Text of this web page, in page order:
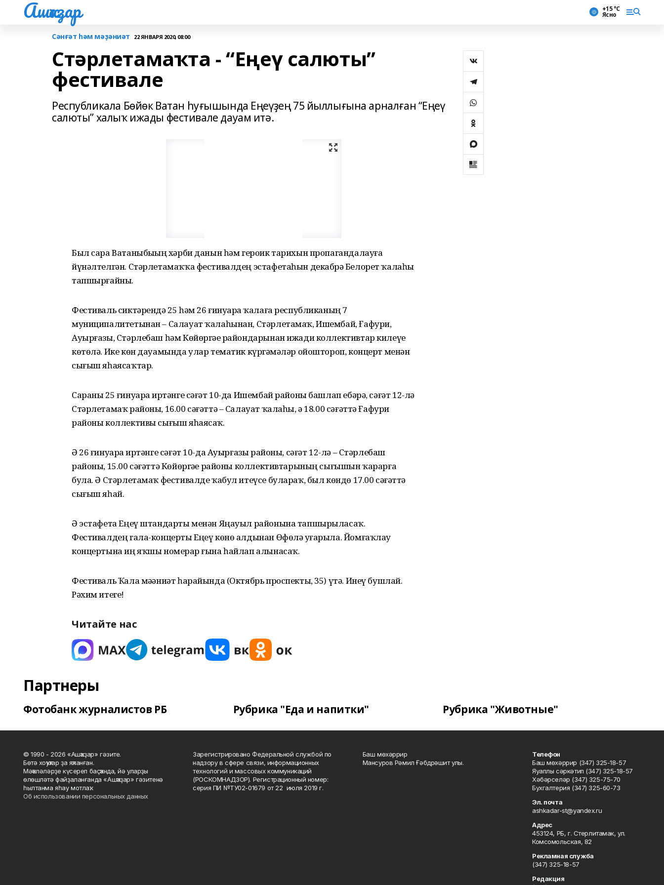
Ашҡаҙар +15 °С
Ясно
Сәнғәт һәм мәҙәниәт 22 ЯНВАРЯ 2020, 08:00
Стәрлетамаҡта - “Еңеү салюты”
фестивале
Республикала Бөйөк Ватан һуғышында Еңеүҙең 75 йыллығына арналған “Еңеү
салюты” халыҡ ижады фестивале дауам итә.
Был сара Ватаныбыҙҙың хәрби данын һәм героик тарихын пропагандалауға
йүнәлтелгән. Стәрлетамаҡҡа фестивалдең эстафетаһын декабрҙә Белорет ҡалаһы
тапшырғайны.
Фестиваль сиктәрендә 25 һәм 26 ғинуарҙа ҡалаға республиканың 7
муниципалитетынан – Салауат ҡалаһынан, Стәрлетамаҡ, Ишембай, Ғафури,
Ауырғазы, Стәрлебаш һәм Көйөргәҙе райондарынан ижади коллективтар килеүе
көтөлә. Ике көн дауамында улар тематик күргәҙмәләр ойоштороп, концерт менән
сығыш яһаясаҡтар.
Сараны 25 ғинуарҙа иртәнге сәғәт 10-да Ишембай районы башлап ебәрә, сәғәт 12-лә
Стәрлетамаҡ районы, 16.00 сәғәттә – Салауат ҡалаһы, ә 18.00 сәғәттә Ғафури
районы коллективы сығыш яһаясаҡ.
Ә 26 ғинуарҙа иртәнге сәғәт 10-да Ауырғазы районы, сәғәт 12-лә – Стәрлебаш
районы, 15.00 сәғәттә Көйөргәҙе районы коллективтарының сығышын ҡарарға
була. Ә Стәрлетамаҡ фестивалде ҡабул итеүсе булараҡ, был көндө 17.00 сәғәттә
сығыш яһай.
Ә эстафета Еңеү штандарты менән Яңауыл районына тапшырыласаҡ.
Фестивалдең гала-концерты Еңеү көнө алдынан Өфөлә уҙғарыла. Йомғаҡлау
концертына иң яҡшы номерҙар ғына һайлап алынасаҡ.
Фестиваль Ҡала мәҙәниәт һарайында (Октябрь проспекты, 35) үтә. Инеү бушлай.
Рәхим итегеҙ!
Читайте нас
Партнеры
Фотобанк журналистов РБ Рубрика "Еда и напитки" Рубрика "Животные"
© 1990 - 2026 «Ашҡаҙар» гәзите.
Бөтә хоҡуҡтар ҙа яҡланған.
Мәҡәләләрҙе күсереп баҫҡанда, йә уларҙы
өлөшләтә файҙаланғанда «Ашҡаҙар» гәзитенә
һылтанма яһау мотлаҡ.
Об использовании персональных данных
Зарегистрировано Федеральной службой по
надзору в сфере связи, информационных
технологий и массовых коммуникаций
(РОСКОМНАДЗОР). Регистрационный номер:
серия ПИ №ТУ02-01679 от 22 июля 2019 г.
Баш мөхәррир
Мансуров Рәмил Ғәбдрәшит улы.
Телефон
Баш мөхәррир (347) 325-18-57
Яуаплы сәркәтип (347) 325-18-57
Хәбәрселәр (347) 325-75-70
Бухгалтерия (347) 325-60-73
Эл. почта
ashkadar-st@yandex.ru
Адрес
453124, РБ, г. Стерлитамак, ул.
Комсомольская, 82
Рекламная служба
(347) 325-18-57
Редакция